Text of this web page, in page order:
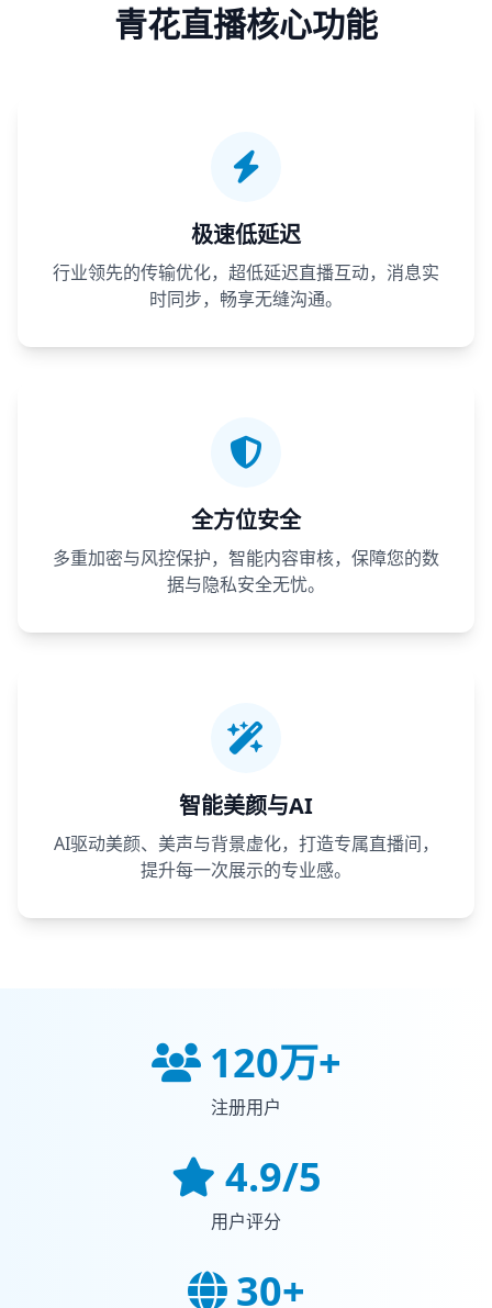
青花直播核心功能
极速低延迟
行业领先的传输优化，超低延迟直播互动，消息实
时同步，畅享无缝沟通。
全方位安全
多重加密与风控保护，智能内容审核，保障您的数
据与隐私安全无忧。
智能美颜与AI
AI驱动美颜、美声与背景虚化，打造专属直播间，
提升每一次展示的专业感。
120万+
注册用户
4.9/5
用户评分
30+